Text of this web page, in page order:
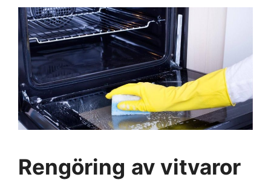
Rengöring av vitvaror